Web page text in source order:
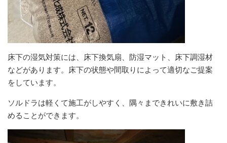
床下の湿気対策には、床下換気扇、防湿マット、床下調湿材
などがあります。床下の状態や間取りによって適切なご提案
をしています。
ソルドラは軽くて施工がしやすく、隅々まできれいに敷き詰
めることができます。